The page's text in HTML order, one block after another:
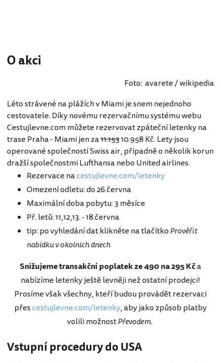
O akci
Foto: avarete / wikipedia
Léto strávené na plážích v Miami je snem nejednoho
cestovatele. Díky novému rezervačnímu systému webu
Cestujlevne.com můžete rezervovat zpáteční letenky na
trase Praha - Miami jen za11.15310.958 Kč. Lety jsou
operované společností Swiss air, případně o několik korun
dražší společnostmi Lufthansa nebo United airlines.
Rezervace nacestujlevne.com/letenky
Omezení odletu: do 26.června
Maximální doba pobytu: 3 měsíce
Př. letů: 11,12,13. - 18.června
tip: po vyhledání dat klikněte na tlačítko Prověřit
nabídku v okolních dnech
Snižujeme transakční poplatek ze 490 na 295 Kča
nabízíme letenky ještě levněji než ostatní prodejci!
Prosíme však všechny, kteří budou provádět rezervaci
přescestujlevne.com/letenky, aby jako způsob platby
volili možnostPřevodem.
Vstupní procedury do USA